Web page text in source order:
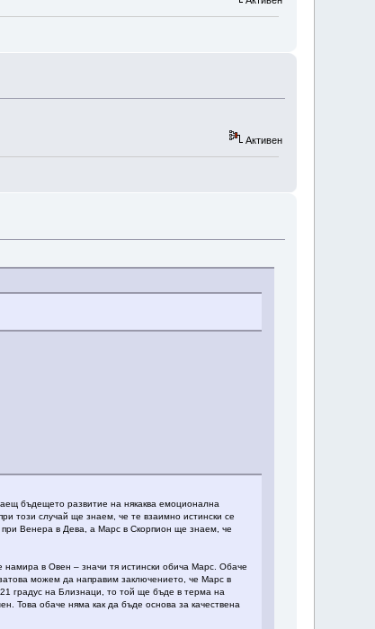
Активен
бъдещето развитие на някаква емоционална
този случай ще знаем, че те взаимно истински се
Венера в Дева, а Марс в Скорпион ще знаем, че
в Овен – значи тя истински обича Марс. Обаче
можем да направим заключението, че Марс в
градус на Близнаци, то той ще бъде в терма на
Това обаче няма как да бъде основа за качествена